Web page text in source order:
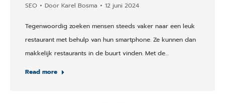
SEO Door Karel Bosma 12 juni 2024
Tegenwoordig zoeken mensen steeds vaker naar een leuk
restaurant met behulp van hun smartphone. Ze kunnen dan
makkelijk restaurants in de buurt vinden. Met de…
Read more